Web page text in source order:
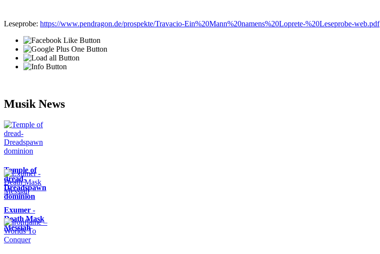
Leseprobe: https://www.pendragon.de/prospekte/Travacio-Ein%20Mann%20namens%20Loprete-%20Leseprobe-web.pdf
Musik News
Temple of
dread-
Dreadspawn
dominion
Exumer -
Death Mask
Messiah